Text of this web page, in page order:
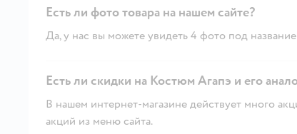
Есть ли фото товара на нашем сайте?
Да, у нас вы можете увидеть 4 фото под
Есть ли скидки на Костюм Агапэ и его
В нашем интернет-магазине действует много
акций из меню сайта.